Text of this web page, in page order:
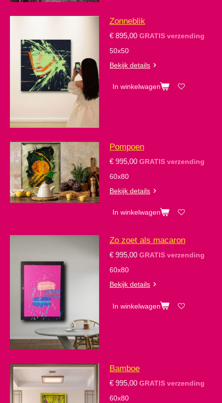
Zonneblik
€ 895,00 GRATIS verzending
50x50
Bekijk details
In winkelwagen
Pompoen
€ 995,00 GRATIS verzending
60x80
Bekijk details
In winkelwagen
Zo zoet als macaron
€ 995,00 GRATIS verzending
60x80
Bekijk details
In winkelwagen
Bamboe
€ 995,00 GRATIS verzending
60x80